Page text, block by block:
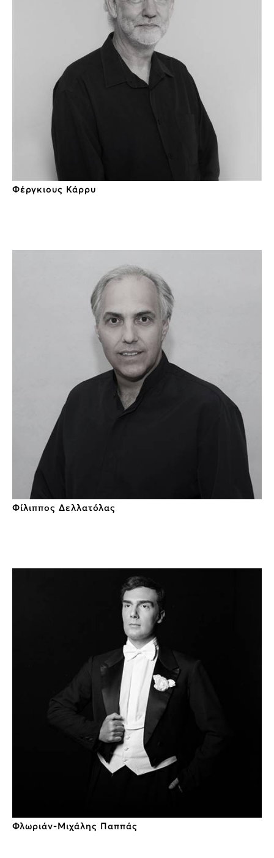
Φέργκιους Κάρρυ
Φίλιππος Δελλατόλας
Φλωριάν-Μιχάλης Παππάς